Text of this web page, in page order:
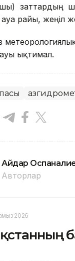
заттардың
райы, жеңіл
ықтимал.
Айдар
Авторлар
2026